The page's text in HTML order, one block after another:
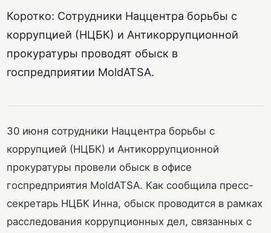
Коротко: Сотрудники Наццентра борьбы с
коррупцией (НЦБК) и Антикоррупционной
прокуратуры проводят обыск в
госпредприятии MoldATSA.
30 июня сотрудники Наццентра борьбы с
коррупцией (НЦБК) и Антикоррупционной
прокуратуры провели обыск в офисе
госпредприятия MoldATSA. Как сообщила пресс-
секретарь НЦБК Инна, обыск проводится в рамках
расследования коррупционных дел, связанных с